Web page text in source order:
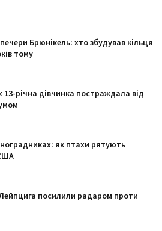
Брюнікель: хто збудував кільця
тому
13-річна дівчинка постраждала від
як птахи рятують
посилили радаром проти